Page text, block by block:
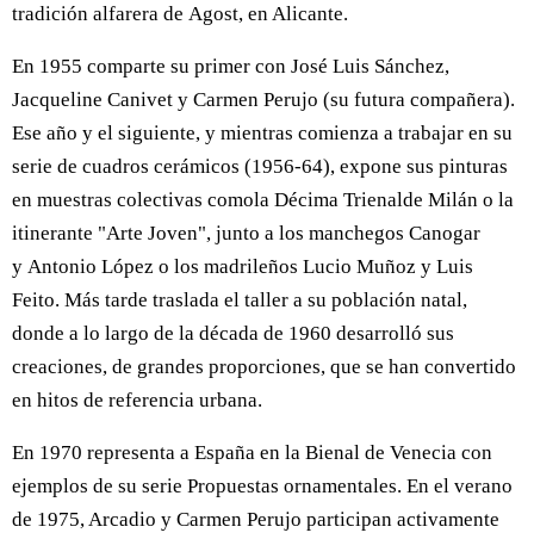
tradición alfarera de Agost, en Alicante.
En 1955 comparte su primer con José Luis Sánchez,
Jacqueline Canivet y Carmen Perujo (su futura compañera).
Ese año y el siguiente, y mientras comienza a trabajar en su
serie de cuadros cerámicos (1956-64), expone sus pinturas
en muestras colectivas comola Décima Trienalde Milán o la
itinerante "Arte Joven", junto a los manchegos Canogar
y Antonio López o los madrileños Lucio Muñoz y Luis
Feito. Más tarde traslada el taller a su población natal,
donde a lo largo de la década de 1960 desarrolló sus
creaciones, de grandes proporciones, que se han convertido
en hitos de referencia urbana.
En 1970 representa a España en la Bienal de Venecia con
ejemplos de su serie Propuestas ornamentales. En el verano
de 1975, Arcadio y Carmen Perujo participan activamente